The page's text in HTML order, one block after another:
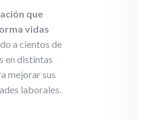
que
vidas
a cientos de
en distintas
mejorar sus
laborales.